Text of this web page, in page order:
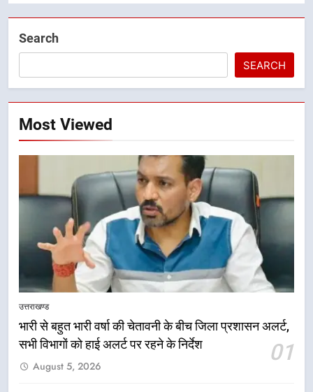
Search
SEARCH
Most Viewed
उत्तराखण्ड
भारी से बहुत भारी वर्षा की चेतावनी के बीच जिला प्रशासन अलर्ट,
सभी विभागों को हाई अलर्ट पर रहने के निर्देश
01
August 5, 2026
5
मुख्यमंत्री धामी की सुरक्षा प्राथमिकता:
सीसीटीवी, ड्रोन और स्वास्थ्य सेवाओं के
बीच शिवभक्तों के लिए बनाया सुरक्षित